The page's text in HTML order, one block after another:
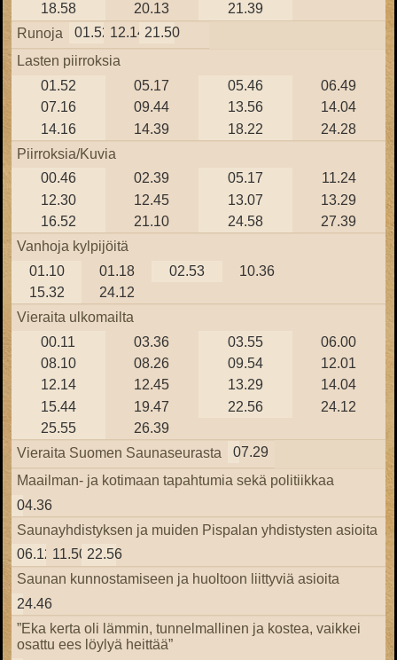
18.58
20.13
21.39
Runoja
01.52 12.14 21.50
Lasten piirroksia
01.52
05.17 05.46
06.49
07.16
09.44 13.56
14.04
14.16
14.39 18.22
24.28
Piirroksia/Kuvia
00.46
02.39 05.17
11.24
12.30
12.45 13.07
13.29
16.52
21.10 24.58
27.39
Vanhoja kylpijöitä
01.10
01.18 02.53
10.36
15.32
24.12
Vieraita ulkomailta
00.11
03.36 03.55
06.00
08.10
08.26 09.54
12.01
12.14
12.45 13.29
14.04
15.44
19.47 22.56
24.12
25.55
26.39
Vieraita Suomen Saunaseurasta
07.29
Maailman- ja kotimaan tapahtumia sekä politiikkaa
04.36
Saunayhdistyksen ja muiden Pispalan yhdistysten asioita
06.12 11.50 22.56
Saunan kunnostamiseen ja huoltoon liittyviä asioita
24.46
”Eka kerta oli lämmin, tunnelmallinen ja kostea, vaikkei
osattu ees löylyä heittää”